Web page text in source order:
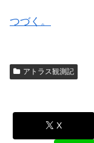
つづく。
アトラス観測記
X